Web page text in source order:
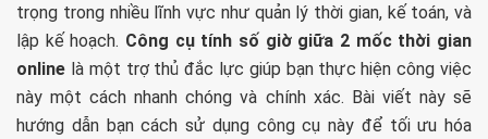
trọng trong nhiều lĩnh vực như quản lý thời gian, kế toán, và
lập kế hoạch. Công cụ tính số giờ giữa 2 mốc thời gian
online là một trợ thủ đắc lực giúp bạn thực hiện công việc
này một cách nhanh chóng và chính xác. Bài viết này sẽ
hướng dẫn bạn cách sử dụng công cụ này để tối ưu hóa